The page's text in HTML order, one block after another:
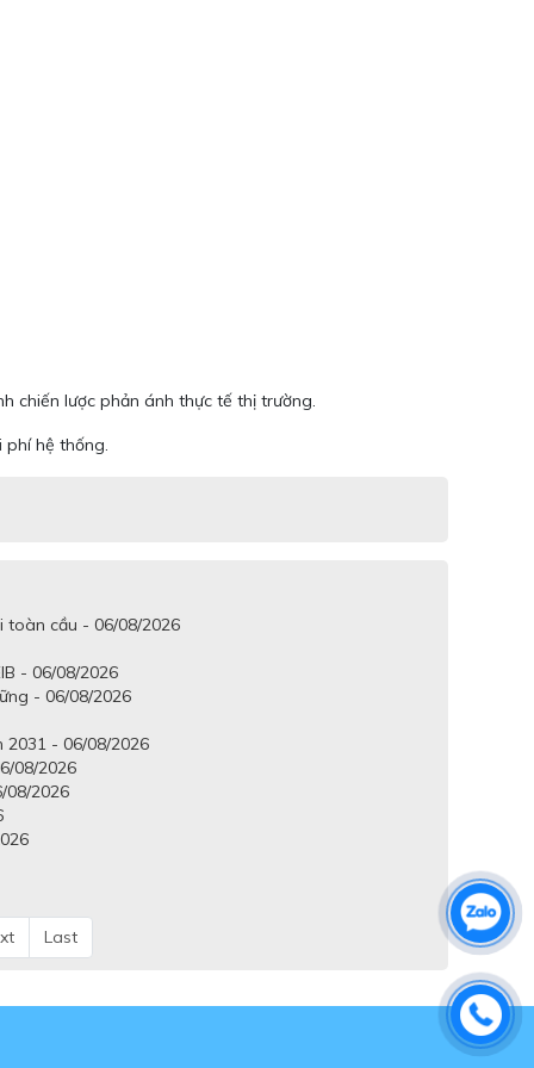
chiến lược phản ánh thực tế thị trường.
hệ thống.
toàn cầu - 06/08/2026
- 06/08/2026
- 06/08/2026
2031 - 06/08/2026
08/2026
08/2026
Last